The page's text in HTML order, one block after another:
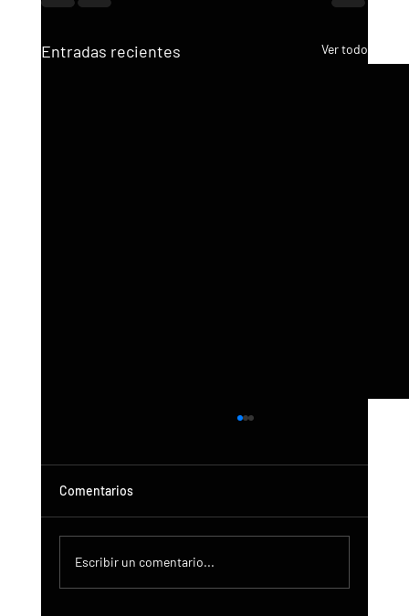
Entradas recientes Ver todo
Comentarios
Escribir un comentario...